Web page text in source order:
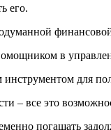
его.
в
для
– все это
погашать